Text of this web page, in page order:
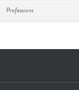
Professions